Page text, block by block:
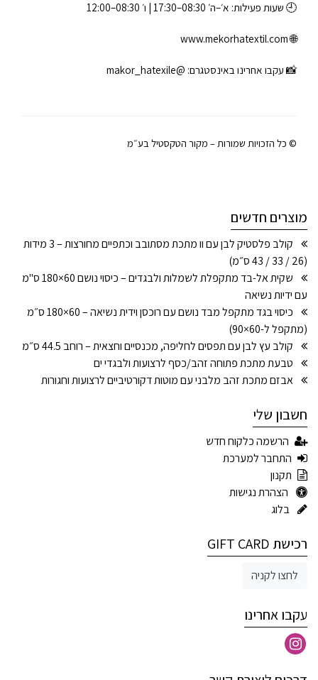
🕘 שעות פעילות: א׳–ה׳ 08:30–17:30 | ו׳ 08:30–12:00
🌐
www.mekorhatextil.com
📸 עקבו אחרינו באינסטגרם: @makor_hatexile
© כל הזכויות שמורות – מקור הטקסטיל בע״מ
מוצרים חדשים
קולב פלסטיק לבן עם וו מתכת מסתובב וכתפיים מחורצות – 3 מידות
(26 / 33 / 43 ס״מ)
שקית אל-בד מתקפלת לשמלות ולבגדים – כיסוי נושם 60×180 ס"מ
עם ידיות נשיאה
כיסוי בגד מתקפל מבד נושם עם רוכסן וידית נשיאה – 60×180 ס״מ
(מתקפל ל-60×90)
קולב עץ לבן עם תפסים לחליפה, מכנסיים וחצאית – רוחב 44.5 ס״מ
טבעת מתכת פתוחה זהב/כסף לרצועות ולבגדי ים
אבזם מתכת זהב מלבני עם מוטות דקורטיביים לרצועות וחגורות
חשבון שלי
הרשמה כלקוח חדש
התחבר למערכת
תקנון
הצהרת נגישות
בלוג
רכישת GIFT CARD
לחצו לקניה
עקבו אחרינו